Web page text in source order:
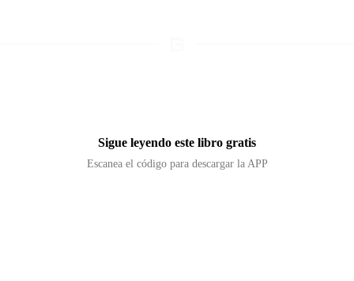
Sigue leyendo este libro gratis
Escanea el código para descargar la APP